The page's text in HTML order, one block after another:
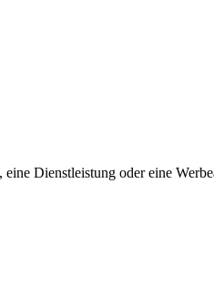
Dienstleistung oder eine